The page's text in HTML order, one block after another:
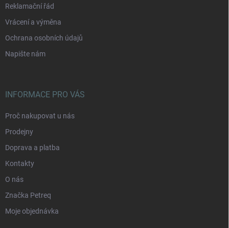
Reklamační řád
Vrácení a výměna
Ochrana osobních údajů
Napište nám
INFORMACE PRO VÁS
Proč nakupovat u nás
Prodejny
Doprava a platba
Kontakty
O nás
Značka Petreq
Moje objednávka